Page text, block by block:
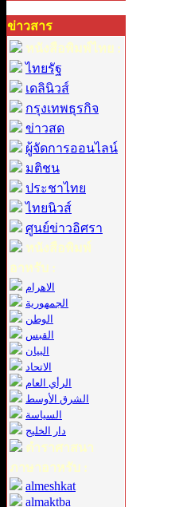
ข่าวสาร
หนังสือพิมพ์ไทย :
ไทยรัฐ
เดลินิวส์
กรุงเทพธุรกิจ
ข่าวสด
ผู้จัดการออนไลน์
มติชน
ประชาไทย
ไทยนิวส์
ศูนย์ข่าวอิศรา
หนังสือพิมพ์
อาหรับ :
الاهرام
الجمهورية
الوطن
القبس
البيان
الاتحاد
الرأي العام
الشرق الأوسط
السياسة
دار الخليج
ตำราศาสนา
ภาษาอาหรับ :
almeshkat
almaktba